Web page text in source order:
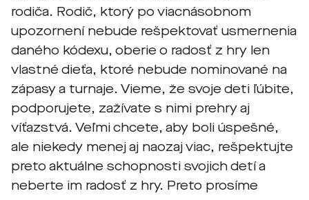
rodiča. Rodič, ktorý po viacnásobnom
upozornení nebude rešpektovať usmernenia
daného kódexu, oberie o radosť z hry len
vlastné dieťa, ktoré nebude nominované na
zápasy a turnaje. Vieme, že svoje deti ľúbite,
podporujete, zažívate s nimi prehry aj
víťazstvá. Veľmi chcete, aby boli úspešné,
ale niekedy menej aj naozaj viac, rešpektujte
preto aktuálne schopnosti svojich detí a
neberte im radosť z hry. Preto prosíme